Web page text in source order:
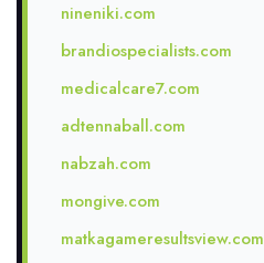
nineniki.com
brandiospecialists.com
medicalcare7.com
adtennaball.com
nabzah.com
mongive.com
matkagameresultsview.com